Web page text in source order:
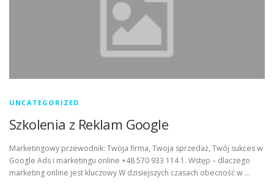
UNCATEGORIZED
Szkolenia z Reklam Google
Marketingowy przewodnik: Twoja firma, Twoja sprzedaż, Twój sukces w
Google Ads i marketingu online +48 570 933 114 1. Wstęp – dlaczego
marketing online jest kluczowy W dzisiejszych czasach obecność w …